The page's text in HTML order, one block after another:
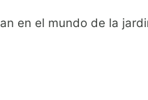
en el mundo de la